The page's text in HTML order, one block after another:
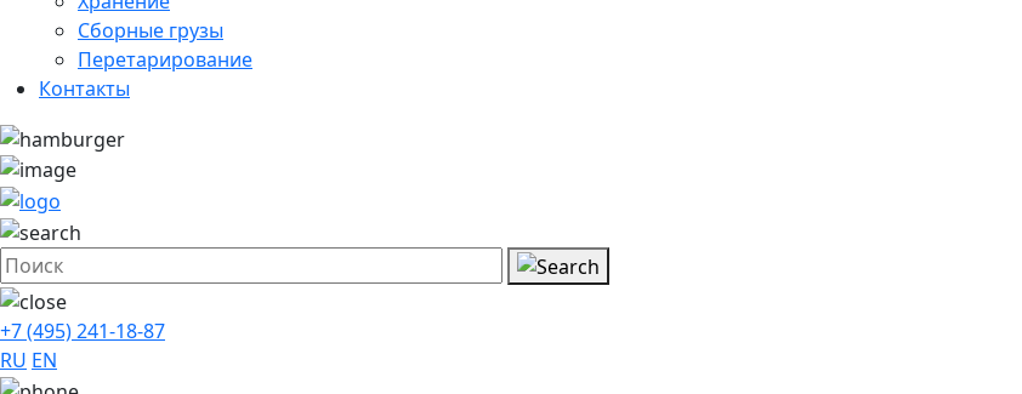
Сборные грузы
Перетарирование
Контакты
+7 (495) 241-18-87
RU EN